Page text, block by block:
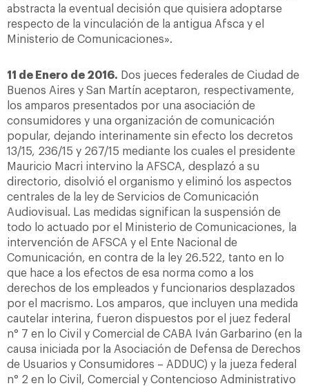
abstracta la eventual decisión que quisiera adoptarse
respecto de la vinculación de la antigua Afsca y el
Ministerio de Comunicaciones».
11 de Enero de 2016. Dos jueces federales de Ciudad de
Buenos Aires y San Martín aceptaron, respectivamente,
los amparos presentados por una asociación de
consumidores y una organización de comunicación
popular, dejando interinamente sin efecto los decretos
13/15, 236/15 y 267/15 mediante los cuales el presidente
Mauricio Macri intervino la AFSCA, desplazó a su
directorio, disolvió el organismo y eliminó los aspectos
centrales de la ley de Servicios de Comunicación
Audiovisual. Las medidas significan la suspensión de
todo lo actuado por el Ministerio de Comunicaciones, la
intervención de AFSCA y el Ente Nacional de
Comunicación, en contra de la ley 26.522, tanto en lo
que hace a los efectos de esa norma como a los
derechos de los empleados y funcionarios desplazados
por el macrismo. Los amparos, que incluyen una medida
cautelar interina, fueron dispuestos por el juez federal
n° 7 en lo Civil y Comercial de CABA Iván Garbarino (en la
causa iniciada por la Asociación de Defensa de Derechos
de Usuarios y Consumidores – ADDUC) y la jueza federal
n° 2 en lo Civil, Comercial y Contencioso Administrativo